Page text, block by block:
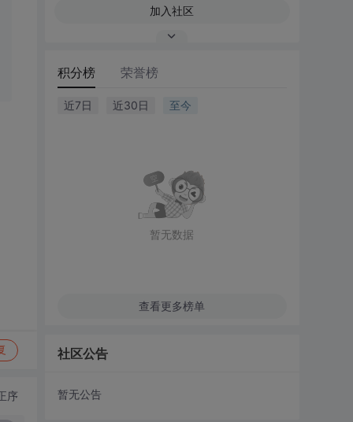
序
加入社区
积分榜 荣誉榜
近7日 近30日 至今
暂无数据
查看更多榜单
社区公告
暂无公告